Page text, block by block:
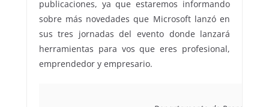
publicaciones, ya que estaremos informando
sobre más novedades que Microsoft lanzó en
sus tres jornadas del evento donde lanzará
herramientas para vos que eres profesional,
emprendedor y empresario.